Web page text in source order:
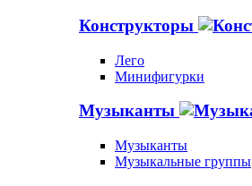
Конструкторы
Лего
Минифигурки
Музыканты
Музыканты
Музыкальные группы